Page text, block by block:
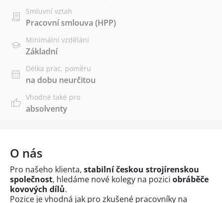
Smluvní vztah
Pracovní smlouva (HPP)
Minimální vzdělání
Základní
Délka prac. poměru
na dobu neurčitou
Vhodné také pro
absolventy
O nás
Pro našeho klienta, stabilní českou strojírenskou
společnost, hledáme nové kolegy na pozici obráběče
kovových dílů.
Pozice je vhodná jak pro zkušené pracovníky na